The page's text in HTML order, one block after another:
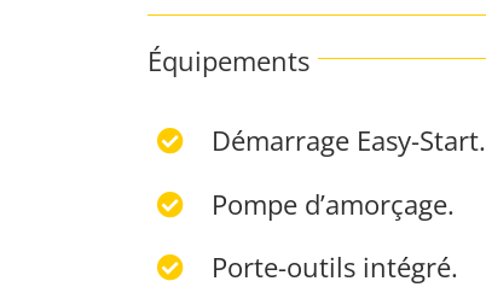
Équipements
Démarrage Easy-Start.
Pompe d’amorçage.
Porte-outils intégré.